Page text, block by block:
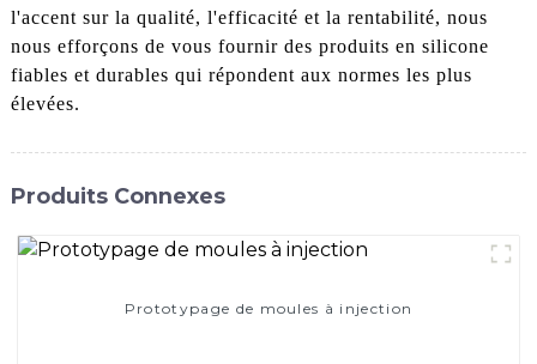
l'accent sur la qualité, l'efficacité et la rentabilité, nous
nous efforçons de vous fournir des produits en silicone
fiables et durables qui répondent aux normes les plus
élevées.
Produits Connexes
Prototypage de moules à injection